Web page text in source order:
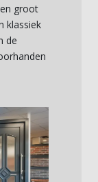
groot
klassiek
de